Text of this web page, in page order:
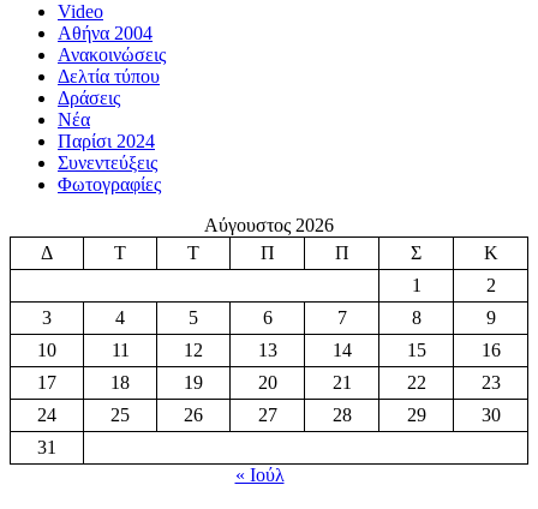
Video
Αθήνα 2004
Ανακοινώσεις
Δελτία τύπου
Δράσεις
Νέα
Παρίσι 2024
Συνεντεύξεις
Φωτογραφίες
Αύγουστος 2026
Δ
Τ Τ Π Π Σ
Κ
1
2
3
4 5 6 7 8
9
10
11 12 13 14 15
16
17
18 19 20 21 22
23
24
25 26 27 28 29
30
31
« Ιούλ